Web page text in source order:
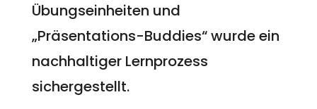
Übungseinheiten und
„Präsentations-Buddies“ wurde ein
nachhaltiger Lernprozess
sichergestellt.